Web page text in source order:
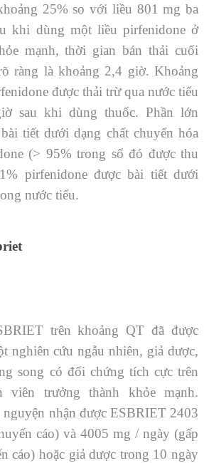
25% so với liều 801 mg ba
khi dùng một liều pirfenidone ở
mạnh, thời gian bán thải cuối
ràng là khoảng 2,4 giờ. Khoảng
được thải trừ qua nước tiểu
sau khi dùng thuốc. Phần lớn
tiết dưới dạng chất chuyển hóa
(> 95% trong số đó được thu
pirfenidone được bài tiết dưới
nước tiểu.
trên khoảng QT đã được
nghiên cứu ngẫu nhiên, giả dược,
song có đối chứng tích cực trên
viên trưởng thành khỏe mạnh.
nhận được ESBRIET 2403
cáo) và 4005 mg / ngày (gấp
cáo) hoặc giả dược trong 10 ngày